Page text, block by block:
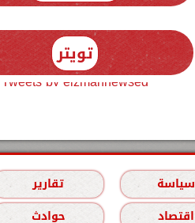
تويتر
Tweets by elzmannewseg
سياسة
تقارير
اقتصاد
حوادث